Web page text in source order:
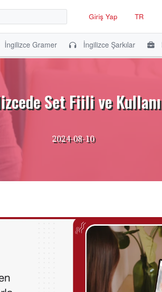
Giriş Yap TR
İngilizce Gramer İngilizce Şarkılar
Set Fiili ve
2024-08-10